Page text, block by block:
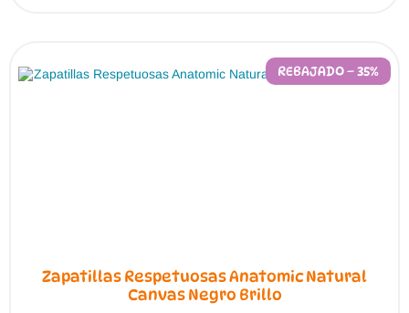
REBAJADO – 35%
Zapatillas Respetuosas Anatomic Natural
Canvas Negro Brillo